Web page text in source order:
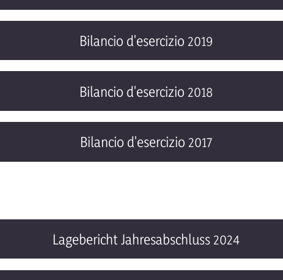
Bilancio d'esercizio 2019
Bilancio d'esercizio 2018
Bilancio d'esercizio 2017
Lagebericht Jahresabschluss 2024